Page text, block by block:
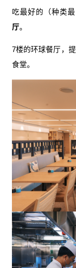
吃最好的（种类
厅。
7楼的环球餐厅，
食堂。